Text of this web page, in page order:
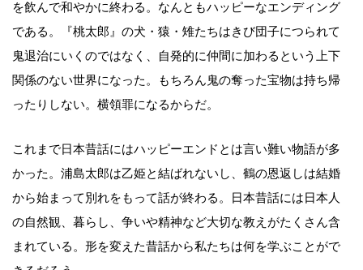
を飲んで和やかに終わる。なんともハッピーなエンディング
である。『桃太郎』の犬・猿・雉たちはきび団子につられて
鬼退治にいくのではなく、自発的に仲間に加わるという上下
関係のない世界になった。もちろん鬼の奪った宝物は持ち帰
ったりしない。横領罪になるからだ。
これまで日本昔話にはハッピーエンドとは言い難い物語が多
かった。浦島太郎は乙姫と結ばれないし、鶴の恩返しは結婚
から始まって別れをもって話が終わる。日本昔話には日本人
の自然観、暮らし、争いや精神など大切な教えがたくさん含
まれている。形を変えた昔話から私たちは何を学ぶことがで